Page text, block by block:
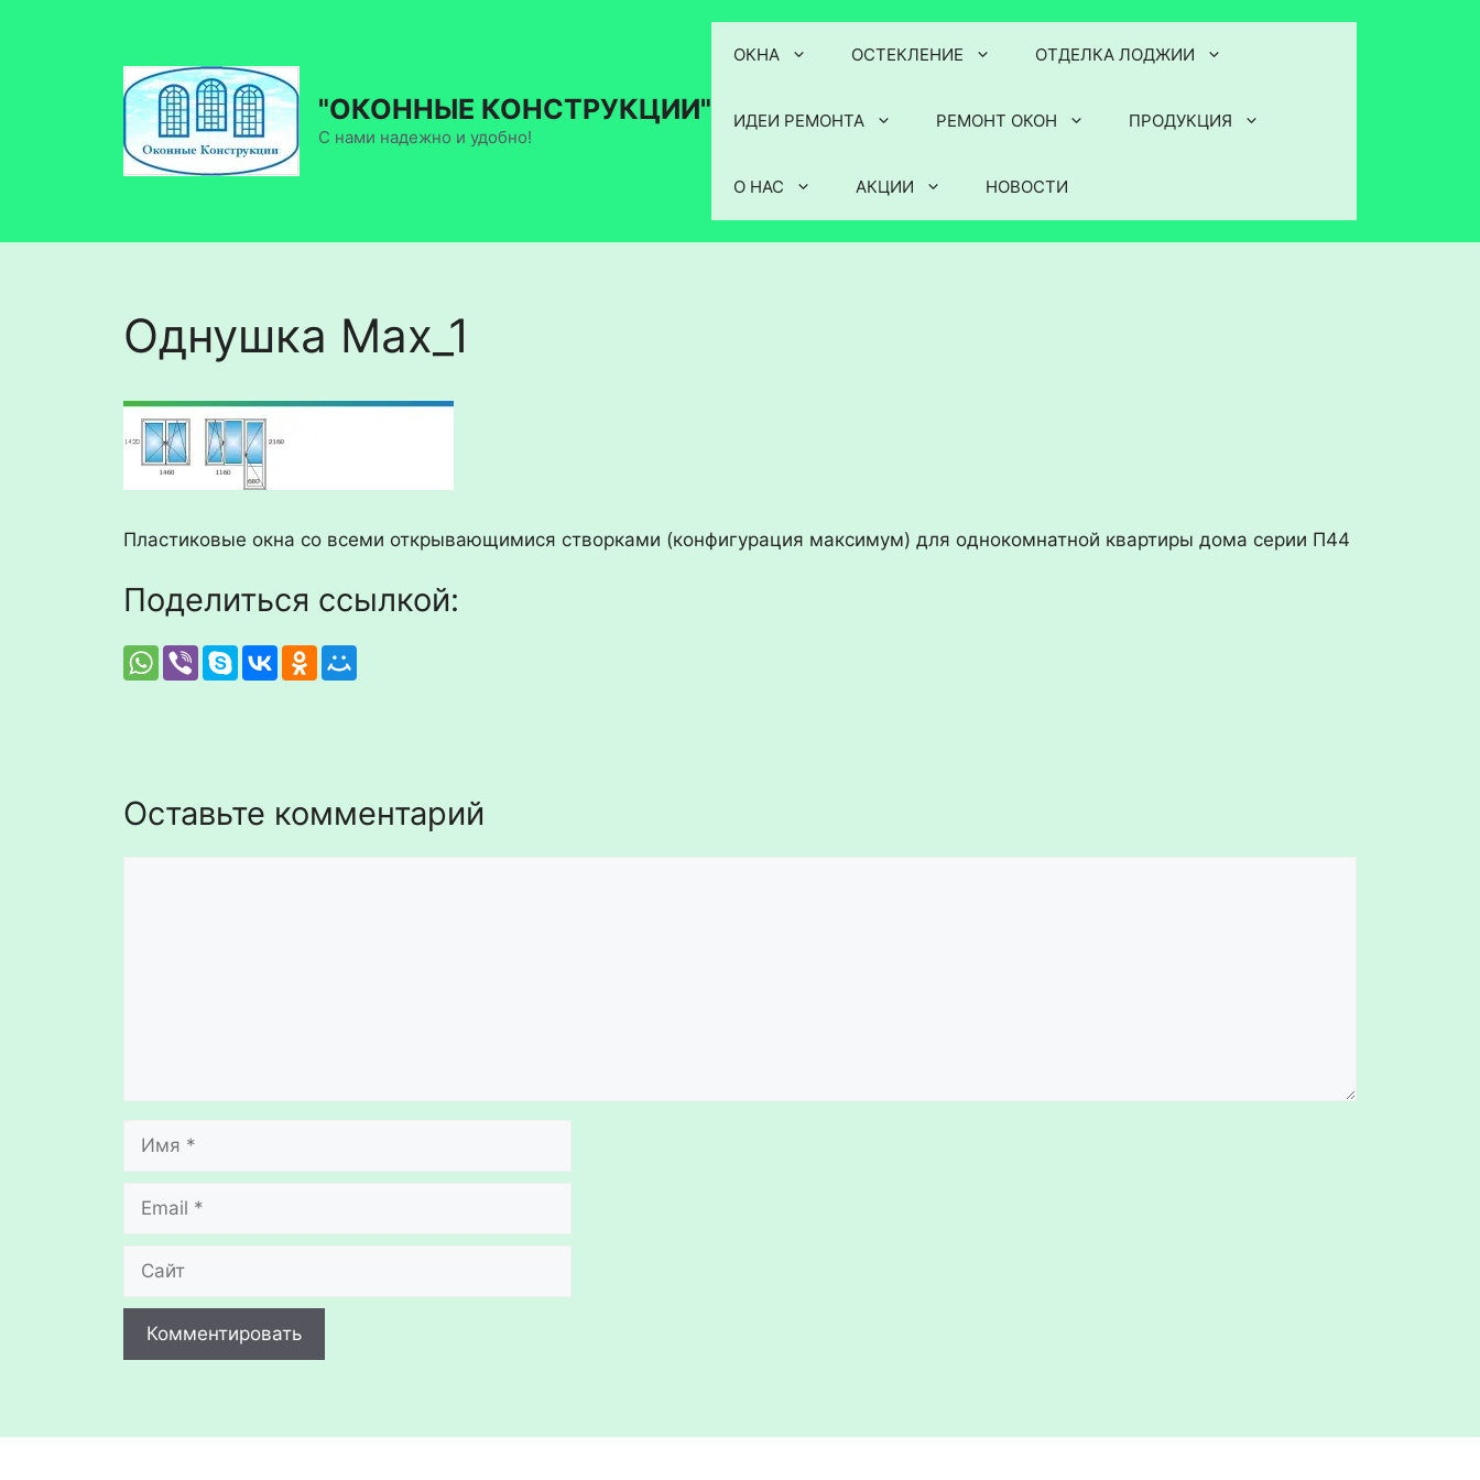
содержимому
"ОКОННЫЕ КОНСТРУКЦИИ"
С нами надежно и удобно!
ОКНА ОСТЕКЛЕНИЕ ОТДЕЛКА ЛОДЖИИ
ИДЕИ РЕМОНТА РЕМОНТ ОКОН ПРОДУКЦИЯ
О НАС АКЦИИ НОВОСТИ
Однушка Max_1
Пластиковые окна со всеми открывающимися створками (конфигурация максимум) для однокомнатной квартиры дома серии П44
Поделиться ссылкой:
Оставьте комментарий
Имя
Email
Сайт